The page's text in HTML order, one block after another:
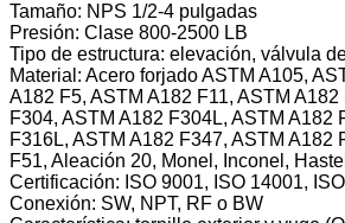
Tamaño: NPS 1/2-4 pulgadas
Presión: Clase 800-2500 LB
Tipo de estructura: elevación, válvula
Material: Acero forjado ASTM A105,
A182 F5, ASTM A182 F11, ASTM A182
F304, ASTM A182 F304L, ASTM A182
F316L, ASTM A182 F347, ASTM A182
F51, Aleación 20, Monel, Inconel,
Certificación: ISO 9001, ISO 14001,
Conexión: SW, NPT, RF o BW